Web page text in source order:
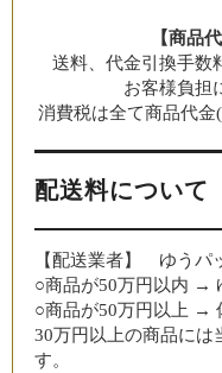
【商品
送料、代金引換手数
お客様負担
消費税は全て商品代金
配送料について
【配送業者】 ゆうパ
○商品が50万円以内 →
○商品が50万円以上 →
30万円以上の商品には
す。